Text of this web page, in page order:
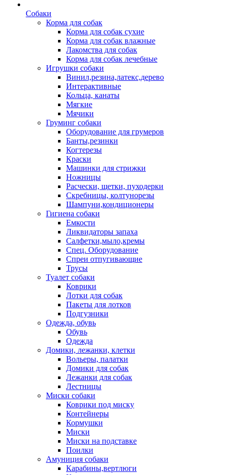
Собаки
Корма для собак
Корма для собак сухие
Корма для собак влажные
Лакомства для собак
Корма для собак лечебные
Игрушки собаки
Винил,резина,латекс,дерево
Интерактивные
Кольца, канаты
Мягкие
Мячики
Груминг собаки
Оборудование для грумеров
Банты,резинки
Когтерезы
Краски
Машинки для стрижки
Ножницы
Расчески, щетки, пуходерки
Скребницы, колтунорезы
Шампуни,кондиционеры
Гигиена собаки
Емкости
Ликвидаторы запаха
Салфетки,мыло,кремы
Спец. Оборудование
Спреи отпугивающие
Трусы
Туалет собаки
Коврики
Лотки для собак
Пакеты для лотков
Подгузники
Одежда, обувь
Обувь
Одежда
Домики, лежанки, клетки
Вольеры, палатки
Домики для собак
Лежанки для собак
Лестницы
Миски собаки
Коврики под миску
Контейнеры
Кормушки
Миски
Миски на подставке
Поилки
Амуниция собаки
Карабины,вертлюги